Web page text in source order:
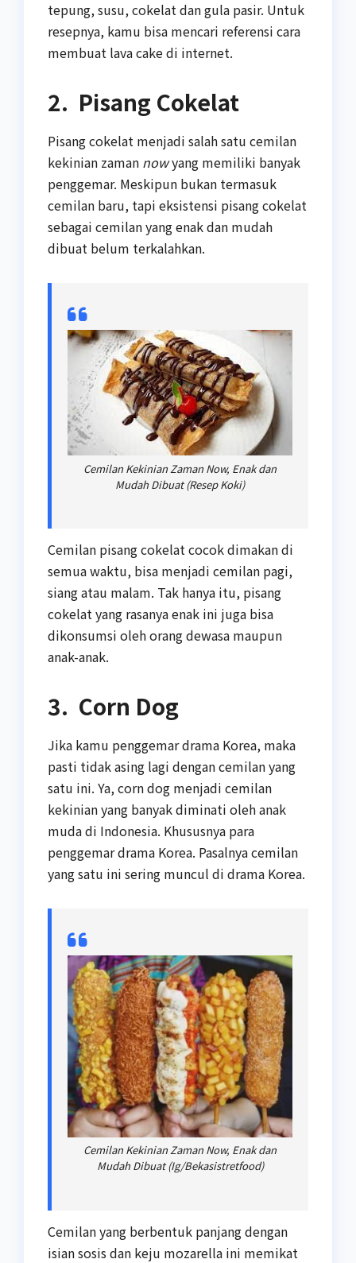
tepung, susu, cokelat dan gula pasir. Untuk
resepnya, kamu bisa mencari referensi cara
membuat lava cake di internet.
2. Pisang Cokelat
Pisang cokelat menjadi salah satu cemilan
kekinian zaman nowyang memiliki banyak
penggemar. Meskipun bukan termasuk
cemilan baru, tapi eksistensi pisang cokelat
sebagai cemilan yang enak dan mudah
dibuat belum terkalahkan.
Cemilan Kekinian Zaman Now, Enak dan
Mudah Dibuat (Resep Koki)
Cemilan pisang cokelat cocok dimakan di
semua waktu, bisa menjadi cemilan pagi,
siang atau malam. Tak hanya itu, pisang
cokelat yang rasanya enak ini juga bisa
dikonsumsi oleh orang dewasa maupun
anak-anak.
3. Corn Dog
Jika kamu penggemar drama Korea, maka
pasti tidak asing lagi dengan cemilan yang
satu ini. Ya, corn dog menjadi cemilan
kekinian yang banyak diminati oleh anak
muda di Indonesia. Khususnya para
penggemar drama Korea. Pasalnya cemilan
yang satu ini sering muncul di drama Korea.
Cemilan Kekinian Zaman Now, Enak dan
Mudah Dibuat (Ig/Bekasistretfood)
Cemilan yang berbentuk panjang dengan
isian sosis dan keju mozarella ini memikat